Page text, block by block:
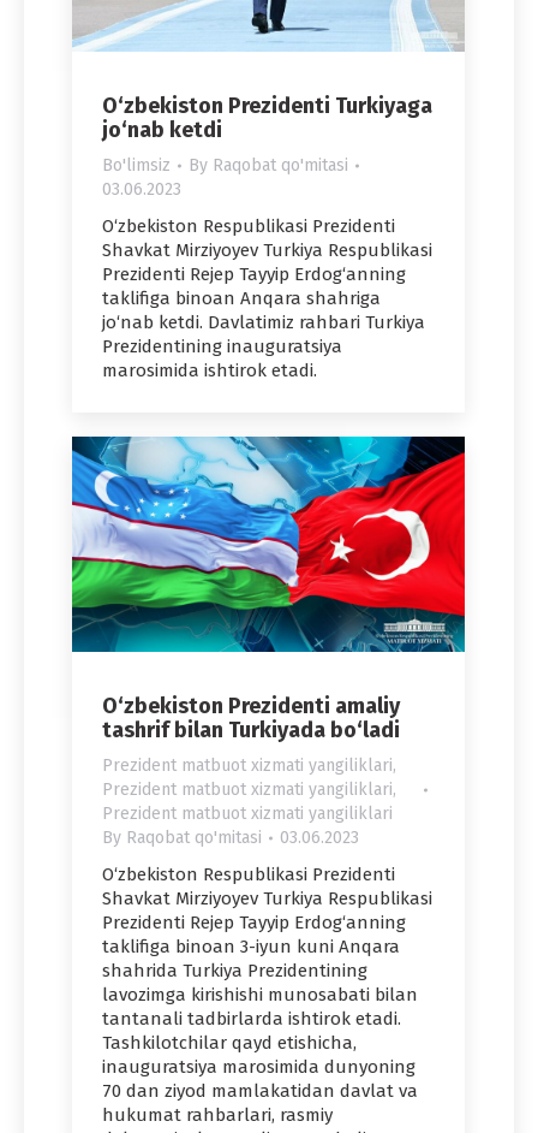
O‘zbekiston Prezidenti Turkiyaga
jo‘nab ketdi
Bo'limsiz By Raqobat qo'mitasi
03.06.2023
O‘zbekiston Respublikasi Prezidenti
Shavkat Mirziyoyev Turkiya Respublikasi
Prezidenti Rejep Tayyip Erdog‘anning
taklifiga binoan Anqara shahriga
jo‘nab ketdi. Davlatimiz rahbari Turkiya
Prezidentining inauguratsiya
marosimida ishtirok etadi.
O‘zbekiston Prezidenti amaliy
tashrif bilan Turkiyada bo‘ladi
Prezident matbuot xizmati yangiliklari,
Prezident matbuot xizmati yangiliklari,
Prezident matbuot xizmati yangiliklari
By Raqobat qo'mitasi 03.06.2023
O‘zbekiston Respublikasi Prezidenti
Shavkat Mirziyoyev Turkiya Respublikasi
Prezidenti Rejep Tayyip Erdog‘anning
taklifiga binoan 3-iyun kuni Anqara
shahrida Turkiya Prezidentining
lavozimga kirishishi munosabati bilan
tantanali tadbirlarda ishtirok etadi.
Tashkilotchilar qayd etishicha,
inauguratsiya marosimida dunyoning
70 dan ziyod mamlakatidan davlat va
hukumat rahbarlari, rasmiy